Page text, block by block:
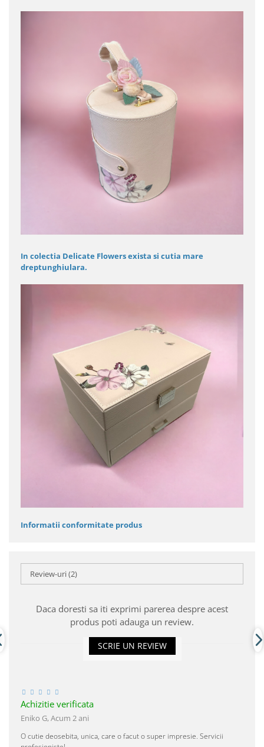
In colectia Delicate Flowers exista si cutia mare
dreptunghiulara.
Informatii conformitate produs
Review-uri(2)
Daca doresti sa iti exprimi parerea despre acest
produs poti adauga un review.
SCRIE UN REVIEW
Achizitie verificata
Eniko G,Acum 2 ani
O cutie deosebita, unica, care o facut o super impresie. Servicii